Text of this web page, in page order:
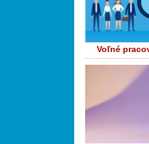
Voľné